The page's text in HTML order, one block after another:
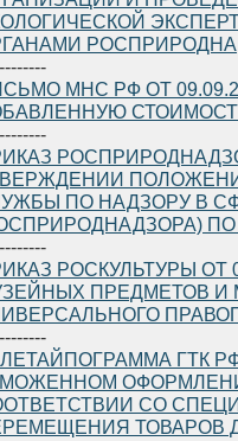
МНС РФ ОТ
ПО НАДЗОРУ В
ПО
РОСКУЛЬТУРЫ ОТ
ПРЕДМЕТОВ И
ГТК РФ
СО
ТОВАРОВ